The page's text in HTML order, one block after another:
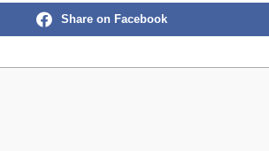
Share on Facebook